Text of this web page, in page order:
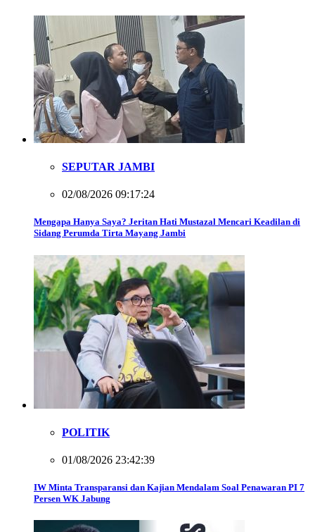
SEPUTAR JAMBI
02/08/2026 09:17:24
Mengapa Hanya Saya? Jeritan Hati Mustazal Mencari Keadilan di
Sidang Perumda Tirta Mayang Jambi
POLITIK
01/08/2026 23:42:39
IW Minta Transparansi dan Kajian Mendalam Soal Penawaran PI 7
Persen WK Jabung